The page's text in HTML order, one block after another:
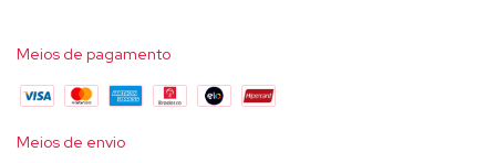
Meios de pagamento
Meios de envio